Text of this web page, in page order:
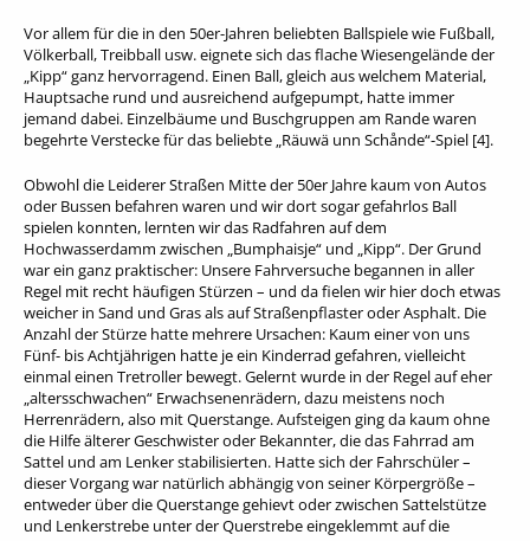
Vor allem für die in den 50er-Jahren beliebten Ballspiele wie Fußball,
Völkerball, Treibball usw. eignete sich das flache Wiesengelände der
„Kipp“ ganz hervorragend. Einen Ball, gleich aus welchem Material,
Hauptsache rund und ausreichend aufgepumpt, hatte immer
jemand dabei. Einzelbäume und Buschgruppen am Rande waren
begehrte Verstecke für das beliebte „Räuwä unn Schånde“-Spiel [4].
Obwohl die Leiderer Straßen Mitte der 50er Jahre kaum von Autos
oder Bussen befahren waren und wir dort sogar gefahrlos Ball
spielen konnten, lernten wir das Radfahren auf dem
Hochwasserdamm zwischen „Bumphaisje“ und „Kipp“. Der Grund
war ein ganz praktischer: Unsere Fahrversuche begannen in aller
Regel mit recht häufigen Stürzen – und da fielen wir hier doch etwas
weicher in Sand und Gras als auf Straßenpflaster oder Asphalt. Die
Anzahl der Stürze hatte mehrere Ursachen: Kaum einer von uns
Fünf- bis Achtjährigen hatte je ein Kinderrad gefahren, vielleicht
einmal einen Tretroller bewegt. Gelernt wurde in der Regel auf eher
„altersschwachen“ Erwachsenenrädern, dazu meistens noch
Herrenrädern, also mit Querstange. Aufsteigen ging da kaum ohne
die Hilfe älterer Geschwister oder Bekannter, die das Fahrrad am
Sattel und am Lenker stabilisierten. Hatte sich der Fahrschüler –
dieser Vorgang war natürlich abhängig von seiner Körpergröße –
entweder über die Querstange gehievt oder zwischen Sattelstütze
und Lenkerstrebe unter der Querstrebe eingeklemmt auf die